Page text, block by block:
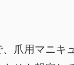
爪用マニキ